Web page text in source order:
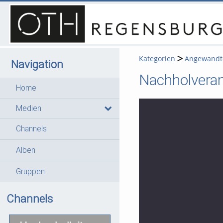
Navigation
Home
Medien
Channels
Alben
Gruppen
Channels
Kategorien